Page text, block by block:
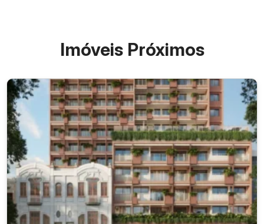
Imóveis Próximos